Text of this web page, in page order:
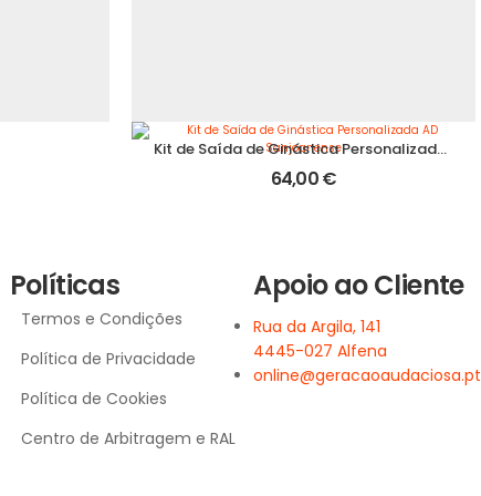
Kit de Saída de Ginástica Personalizada AD Sanjoanense
64,00€
Políticas
Termos e Condições
Política de Privacidade
Política de Cookies
Centro de Arbitragem e RAL
Apoio ao Cliente
Rua da Argila, 141
4445-027 Alfena
online@geracaoaudaciosa.pt